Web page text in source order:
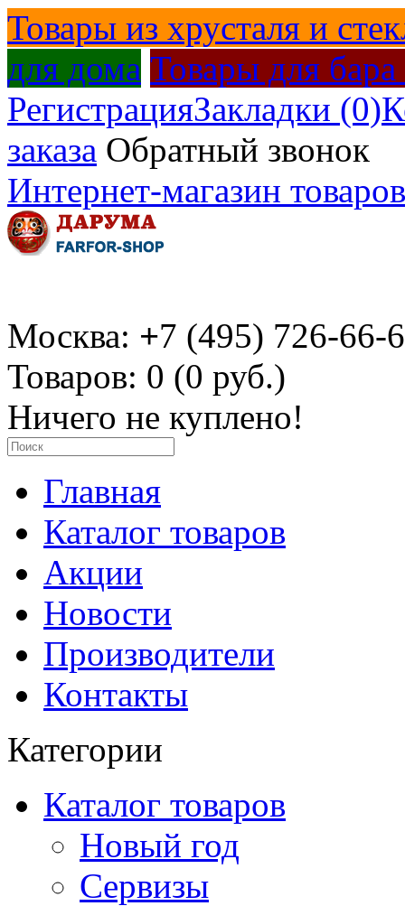
Товары из хрусталя и
для дома Товары для бара
РегистрацияЗакладки (0)
заказа Обратный звонок
Интернет-магазин
Москва: +7 (495) 726-66-
Товаров: 0 (0 руб.)
Ничего не куплено!
Главная
Каталог товаров
Акции
Новости
Производители
Контакты
Категории
Каталог товаров
Новый год
Сервизы